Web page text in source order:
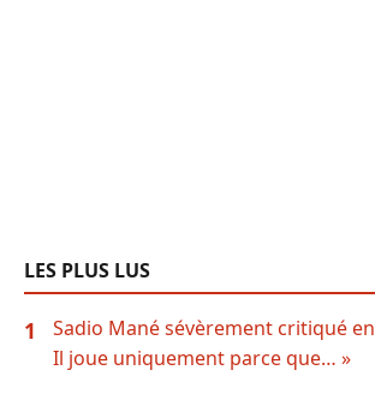
LES PLUS LUS
1
Sadio Mané sévèrement critiqué
Il joue uniquement parce que… »